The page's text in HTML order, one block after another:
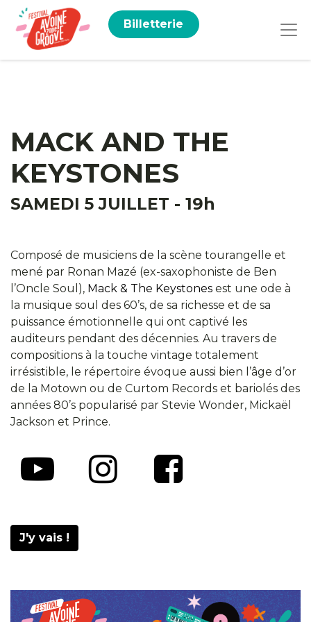
Billetterie
MACK AND THE
KEYSTONES
SAMEDI 5 JUILLET - 19h
Composé de musiciens de la scène tourangelle et
mené par Ronan Mazé (ex-saxophoniste de Ben
l’Oncle Soul), Mack & The Keystones est une ode à
la musique soul des 60’s, de sa richesse et de sa
puissance émotionnelle qui ont captivé les
auditeurs pendant des décennies. Au travers de
compositions à la touche vintage totalement
irrésistible, le répertoire évoque aussi bien l’âge d’or
de la Motown ou de Curtom Records et bariolés des
années 80’s popularisé par Stevie Wonder, Mickaël
Jackson et Prince.
J'y vais !